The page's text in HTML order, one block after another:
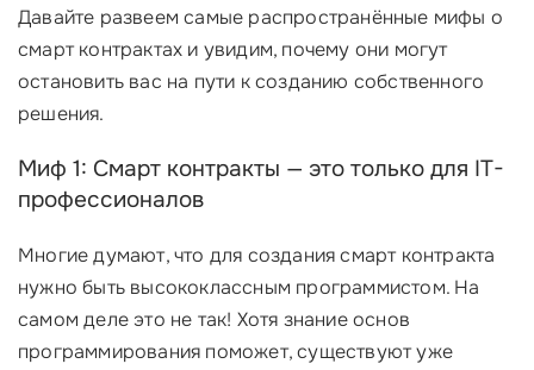
Давайте развеем самые распространённые мифы о
смарт контрактах и увидим, почему они могут
остановить вас на пути к созданию собственного
решения.
Миф 1: Смарт контракты — это только для IT-
профессионалов
Многие думают, что для создания смарт контракта
нужно быть высококлассным программистом. На
самом деле это не так! Хотя знание основ
программирования поможет, существуют уже